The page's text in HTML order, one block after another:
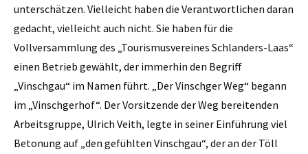
unterschätzen. Vielleicht haben die Verantwortlichen daran
gedacht, vielleicht auch nicht. Sie haben für die
Vollversammlung des „Tourismusvereines Schlanders-Laas“
einen Betrieb gewählt, der immerhin den Begriff
„Vinschgau“ im Namen führt. „Der Vinschger Weg“ begann
im „Vinschgerhof“. Der Vorsitzende der Weg bereitenden
Arbeitsgruppe, Ulrich Veith, legte in seiner Einführung viel
Be­tonung auf „den gefühlten Vinschgau“, der an der Töll